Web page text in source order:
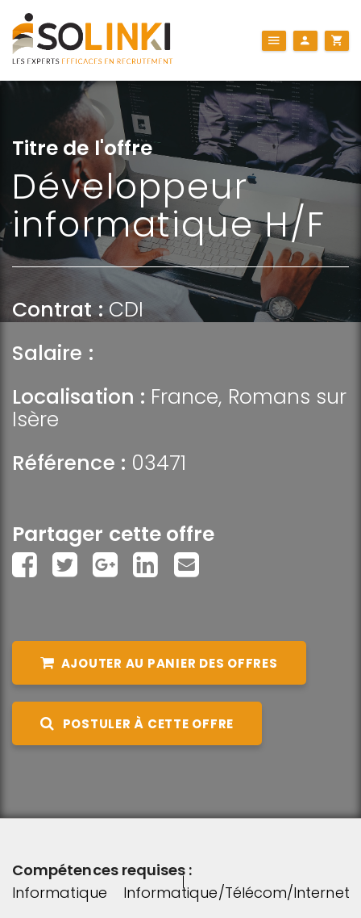
Titre de l'offre
Développeur
informatique H/F
Contrat : CDI
Salaire :
Localisation : France, Romans sur
Isère
Référence : 03471
Partager cette offre
AJOUTER AU PANIER DES OFFRES
POSTULER À CETTE OFFRE
Compétences requises :
Informatique
Informatique/Télécom/Internet